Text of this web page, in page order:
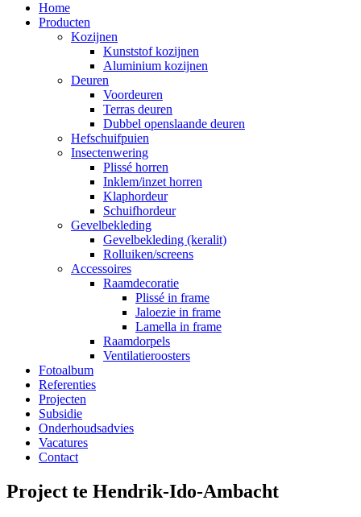
Home
Producten
Kozijnen
Kunststof kozijnen
Aluminium kozijnen
Deuren
Voordeuren
Terras deuren
Dubbel openslaande deuren
Hefschuifpuien
Insectenwering
Plissé horren
Inklem/inzet horren
Klaphordeur
Schuifhordeur
Gevelbekleding
Gevelbekleding (keralit)
Rolluiken/screens
Accessoires
Raamdecoratie
Plissé in frame
Jaloezie in frame
Lamella in frame
Raamdorpels
Ventilatieroosters
Fotoalbum
Referenties
Projecten
Subsidie
Onderhoudsadvies
Vacatures
Contact
Project te Hendrik-Ido-Ambacht